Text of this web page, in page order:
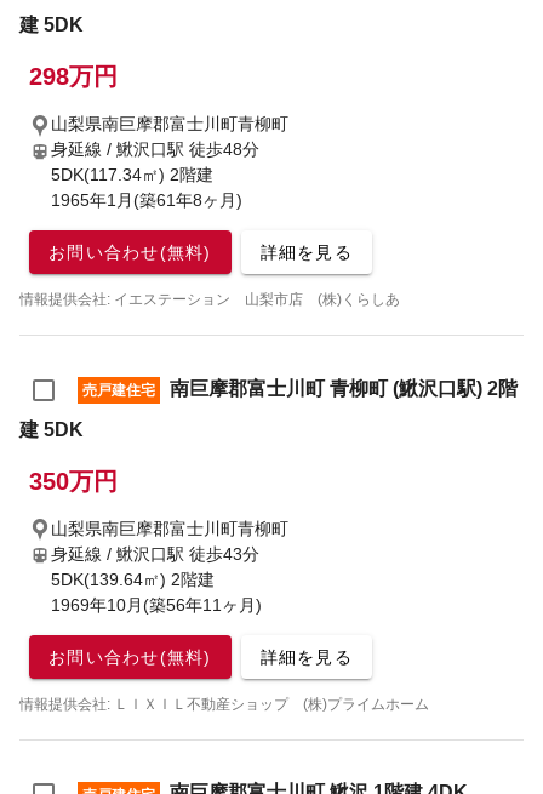
建 5DK
298万円
山梨県南巨摩郡富士川町青柳町
身延線 / 鰍沢口駅 徒歩48分
5DK(117.34㎡) 2階建
1965年1月(築61年8ヶ月)
お問い合わせ(無料) 詳細を見る
情報提供会社: イエステーション 山梨市店 (株)くらしあ
売戸建住宅
南巨摩郡富士川町 青柳町 (鰍沢口駅) 2階
建 5DK
350万円
山梨県南巨摩郡富士川町青柳町
身延線 / 鰍沢口駅 徒歩43分
5DK(139.64㎡) 2階建
1969年10月(築56年11ヶ月)
お問い合わせ(無料) 詳細を見る
情報提供会社: ＬＩＸＩＬ不動産ショップ (株)プライムホーム